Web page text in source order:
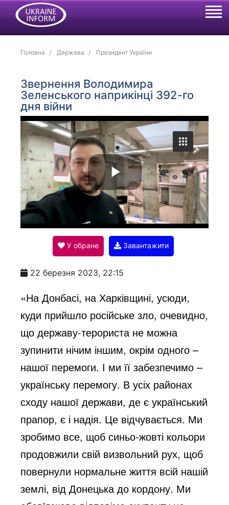
Головна Держава Президент України
Звернення Володимира
Зеленського наприкінці 392-го
дня війни
P
l
a
y
V
i
d
e
o
У обране Завантажити
22 березня 2023, 22:15
«На Донбасі, на Харківщині, усюди,
куди прийшло російське зло, очевидно,
що державу-терориста не можна
зупинити нічим іншим, окрім одного –
нашої перемоги. І ми її забезпечимо –
українську перемогу. В усіх районах
сходу нашої держави, де є український
прапор, є і надія. Це відчувається. Ми
зробимо все, щоб синьо-жовті кольори
продовжили свій визвольний рух, щоб
повернули нормальне життя всій нашій
землі, від Донецька до кордону. Ми